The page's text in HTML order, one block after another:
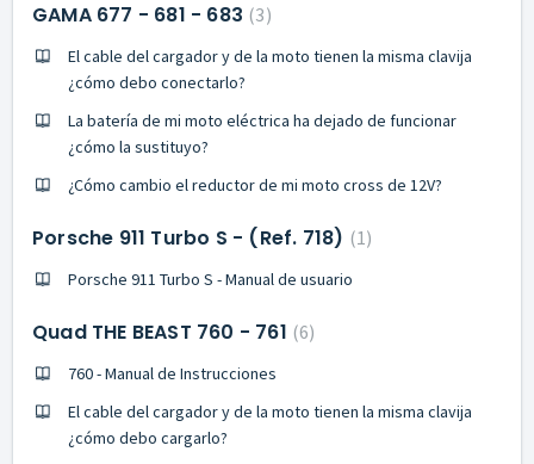
GAMA 677 - 681 - 683 3
El cable del cargador y de la moto tienen la misma clavija
¿cómo debo conectarlo?
La batería de mi moto eléctrica ha dejado de funcionar
¿cómo la sustituyo?
¿Cómo cambio el reductor de mi moto cross de 12V?
Porsche 911 Turbo S - (Ref. 718) 1
Porsche 911 Turbo S - Manual de usuario
Quad THE BEAST 760 - 761 6
760 - Manual de Instrucciones
El cable del cargador y de la moto tienen la misma clavija
¿cómo debo cargarlo?